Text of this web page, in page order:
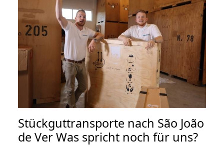
Stückguttransporte nach São João
de Ver Was spricht noch für uns?